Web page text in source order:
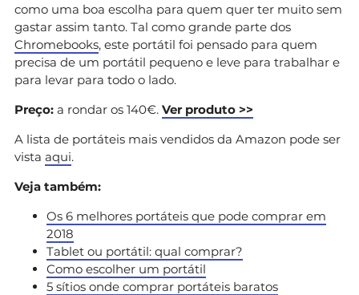
como uma boa escolha para quem quer ter muito sem
gastar assim tanto. Tal como grande parte dos
Chromebooks, este portátil foi pensado para quem
precisa de um portátil pequeno e leve para trabalhar e
para levar para todo o lado.
Preço: a rondar os 140€. Ver produto >>
A lista de portáteis mais vendidos da Amazon pode ser
vista aqui.
Veja também:
Os 6 melhores portáteis que pode comprar em
2018
Tablet ou portátil: qual comprar?
Como escolher um portátil
5 sítios onde comprar portáteis baratos